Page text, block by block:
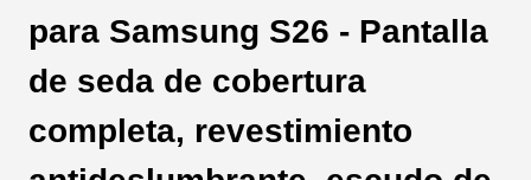
para Samsung S26 - Pantalla
de seda de cobertura
completa, revestimiento